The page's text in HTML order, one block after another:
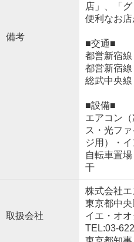
備考
店」、「
便利なお店
■交通■
都営新宿
都営新宿
総武中央
■設備■
エアコン
ス・光フ
ジ用）・
自転車置
干
取扱会社
株式会社
東京都中
イエ・オ
TEL:03-